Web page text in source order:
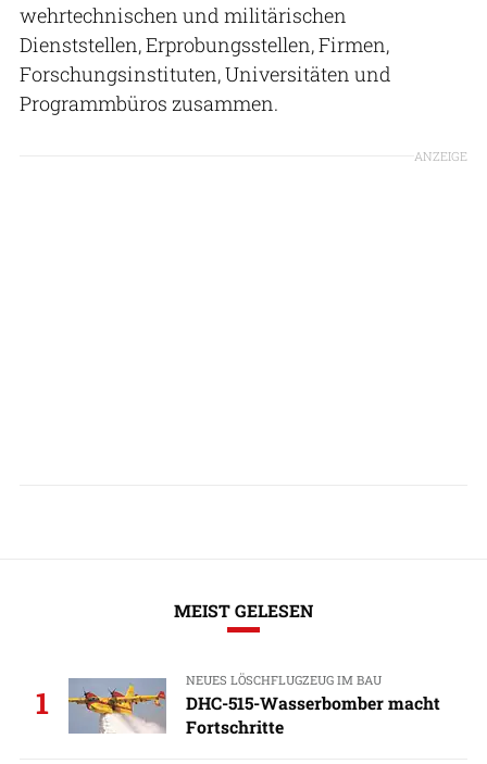
wehrtechnischen und militärischen
Dienststellen, Erprobungsstellen, Firmen,
Forschungsinstituten, Universitäten und
Programmbüros zusammen.
ANZEIGE
MEIST GELESEN
1
NEUES LÖSCHFLUGZEUG IM BAU
DHC-515-Wasserbomber macht
Fortschritte